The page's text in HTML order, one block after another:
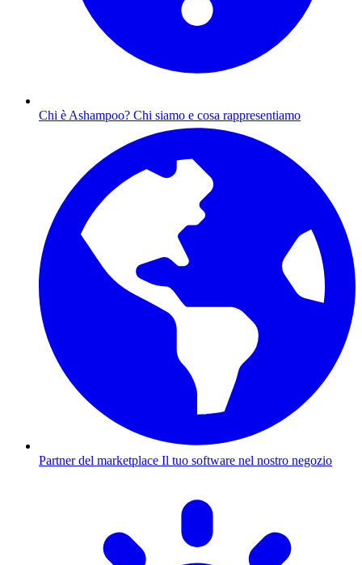
Chi è Ashampoo? Chi siamo e cosa rappresentiamo
Partner del marketplace Il tuo software nel nostro negozio